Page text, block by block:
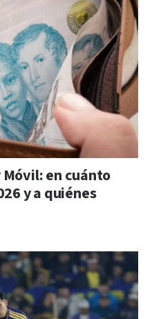
en cuánto
y a quiénes